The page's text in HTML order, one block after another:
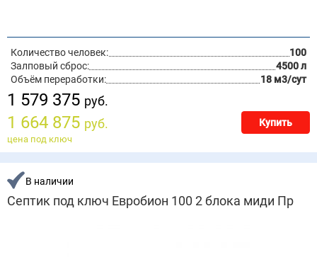
Количество человек:
100
Залповый сброс:
4500 л
Объём переработки:
18 м3/сут
1 579 375 руб.
1 664 875 руб. Купить
цена под ключ
В наличии
Септик под ключ Евробион 100 2 блока миди Пр